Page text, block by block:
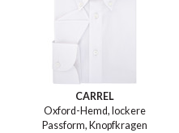
CARREL
Oxford-Hemd, lockere
Passform, Knopfkragen